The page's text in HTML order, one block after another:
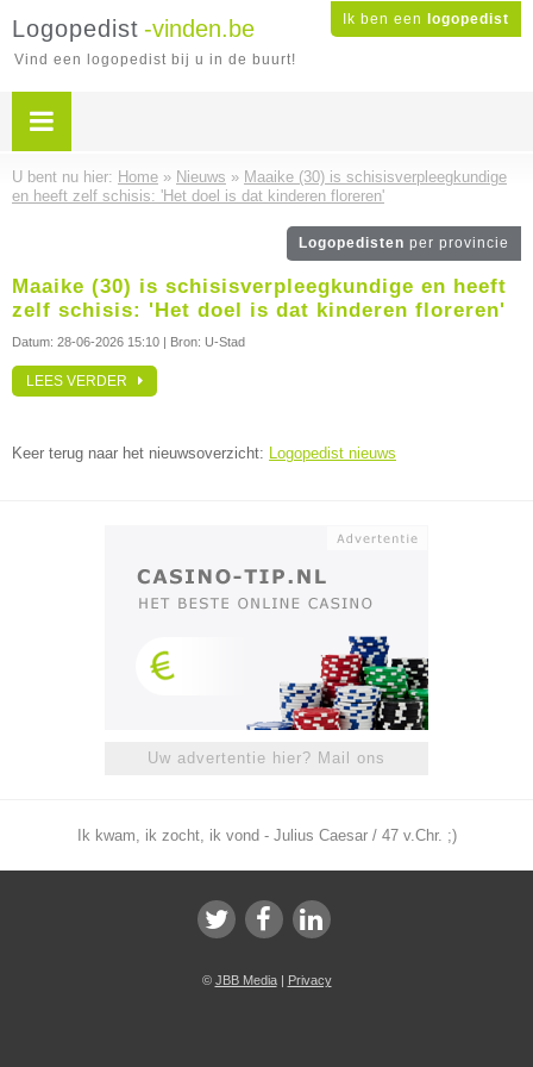
Ik ben een logopedist
Logopedist -vinden.be
Vind een logopedist bij u in de buurt!
U bent nu hier: Home » Nieuws » Maaike (30) is schisisverpleegkundige
en heeft zelf schisis: 'Het doel is dat kinderen floreren'
Logopedisten per provincie
Maaike (30) is schisisverpleegkundige en heeft
zelf schisis: 'Het doel is dat kinderen floreren'
Datum: 28-06-2026 15:10 | Bron: U-Stad
LEES VERDER
Keer terug naar het nieuwsoverzicht: Logopedist nieuws
Uw advertentie hier? Mail ons
Ik kwam, ik zocht, ik vond - Julius Caesar / 47 v.Chr. ;)
© JBB Media| Privacy